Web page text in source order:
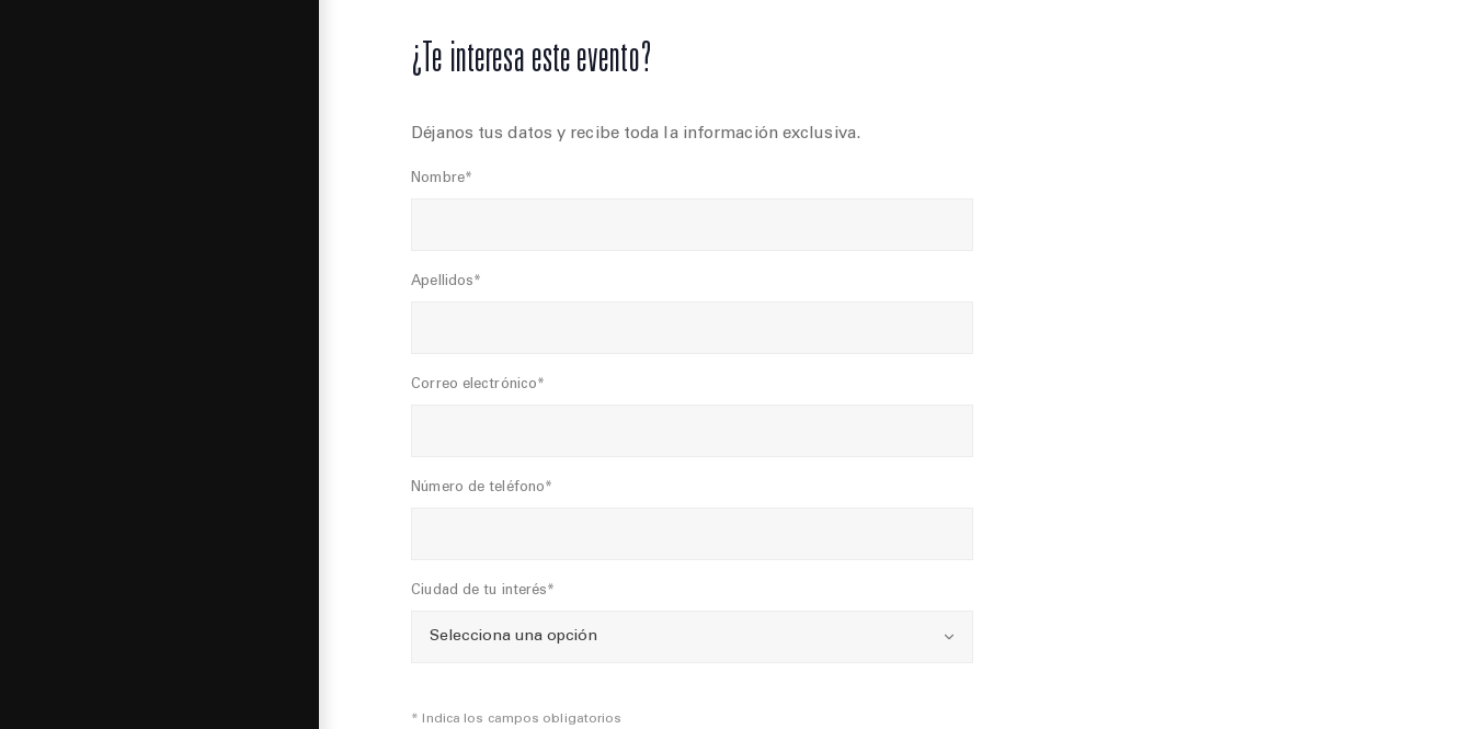
¿Te interesa este evento?
Déjanos tus datos y recibe toda la información exclusiva.
Nombre*
Apellidos*
Correo electrónico*
Número de teléfono*
Ciudad de tu interés*
* Indica los campos obligatorios